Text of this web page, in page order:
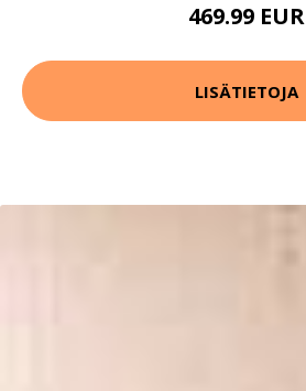
469.99 EUR
LISÄTIETOJA